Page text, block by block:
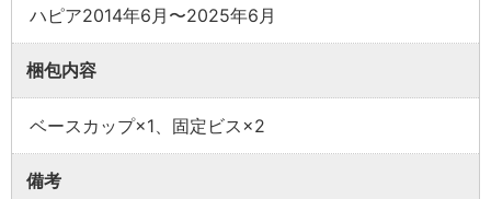
ハピア2014年6月〜2025年6月
梱包内容
ベースカップ×1、固定ビス×2
備考